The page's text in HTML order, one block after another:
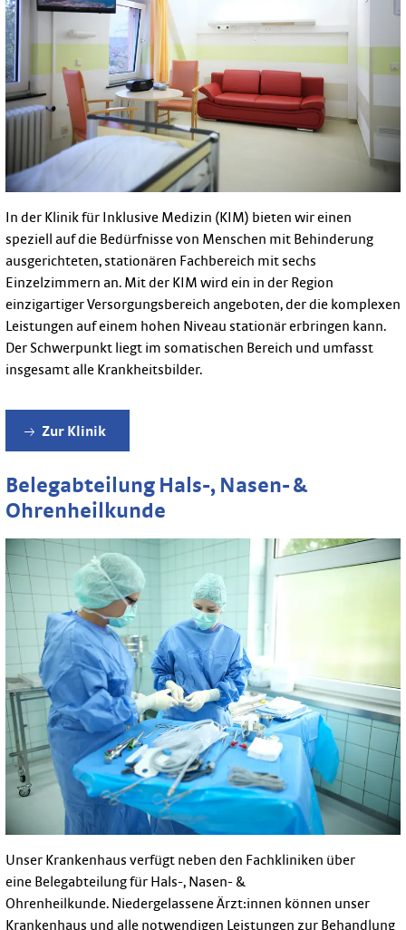
In der Klinik für Inklusive Medizin (KIM) bieten wir einen
speziell auf die Bedürfnisse von Menschen mit Behinderung
ausgerichteten, stationären Fachbereich mit sechs
Einzelzimmern an. Mit der KIM wird ein in der Region
einzigartiger Versorgungsbereich angeboten, der die komplexen
Leistungen auf einem hohen Niveau stationär erbringen kann.
Der Schwerpunkt liegt im somatischen Bereich und umfasst
insgesamt alle Krankheitsbilder.
Zur Klinik
Belegabteilung Hals-, Nasen- &
Ohrenheilkunde
Unser Krankenhaus verfügt neben den Fachkliniken über
eine Belegabteilung für Hals-, Nasen- &
Ohrenheilkunde. Niedergelassene Ärzt:innen können unser
Krankenhaus und alle notwendigen Leistungen zur Behandlung